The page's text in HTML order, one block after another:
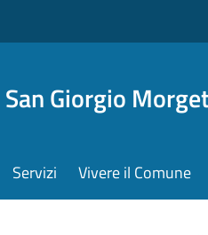
Giorgio
Servizi Vivere il Comune